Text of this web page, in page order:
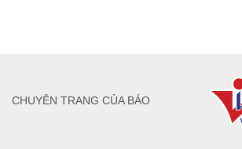
CHUYÊN TRANG CỦA BÁO